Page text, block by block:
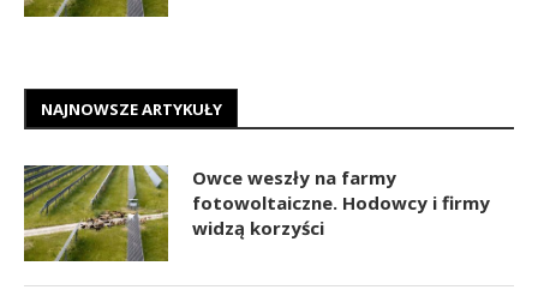
NAJNOWSZE ARTYKUŁY
Owce weszły na farmy
fotowoltaiczne. Hodowcy i firmy
widzą korzyści